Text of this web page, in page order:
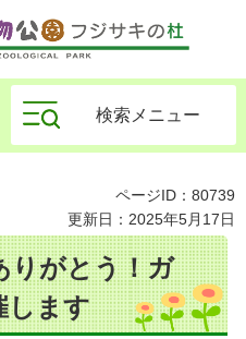
検索メニュー
ページID：80739
更新日：2025年5月17日
りがとう！ガ
します